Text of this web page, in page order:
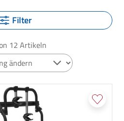
Filter
12 Artikeln